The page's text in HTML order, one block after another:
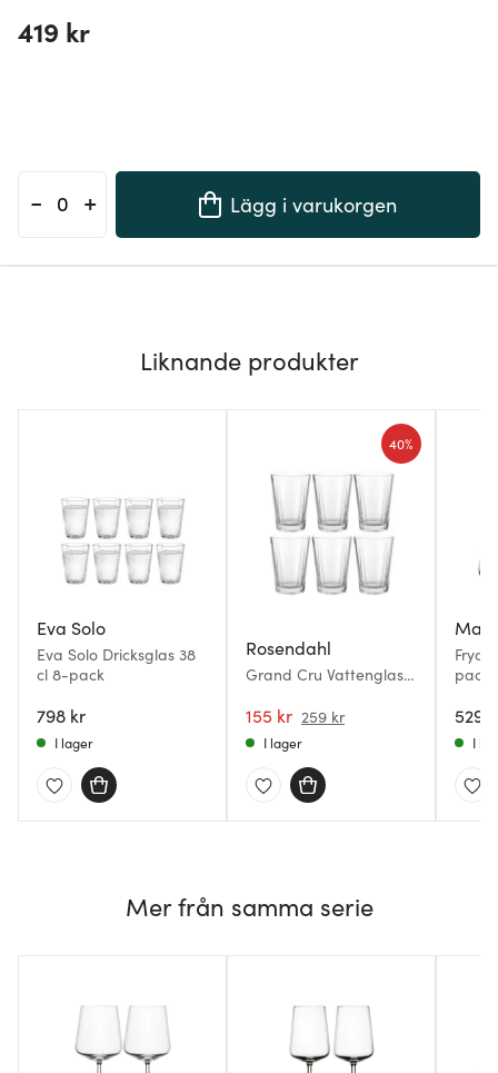
419 kr
- + Lägg i varukorgen
Liknande produkter
Eva Solo
Eva Solo Dricksglas 38
cl 8-pack
798 kr
I lager
Rosendahl
Grand Cru Vattenglas
155 kr 259 kr
40%
I lager
Fryd
pack
529
I
Mer från samma serie